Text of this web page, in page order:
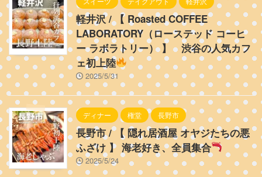
軽井沢 / 【 Roasted COFFEE
LABORATORY（ローステッド コーヒ
ー ラボラトリー） 】 渋谷の人気カフ
ェ初上陸
2025/5/31
ディナー 権堂 長野市
長野市 / 【 隠れ居酒屋 オヤジたちの悪
ふざけ 】 海老好き、全員集合
2025/5/24